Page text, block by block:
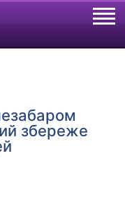
збереже